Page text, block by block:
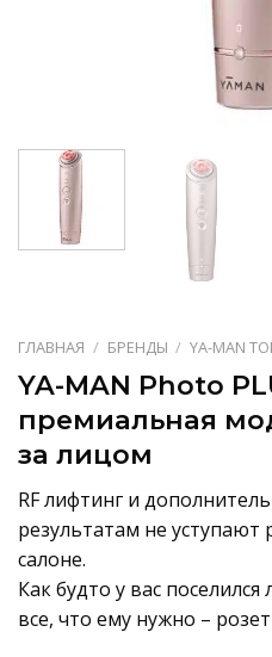
ГЛАВНАЯ / БРЕНДЫ / YA-MAN
YA-MAN Photo
премиальная
за лицом
RF лифтинг и
результатам не уступают
салоне.
Как будто у вас
все, что ему нужно –